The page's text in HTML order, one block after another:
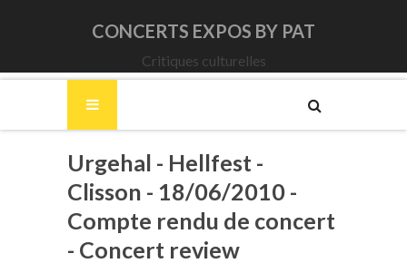
CONCERTS EXPOS BY PAT
Critiques culturelles
Urgehal - Hellfest -
Clisson - 18/06/2010 -
Compte rendu de concert
- Concert review